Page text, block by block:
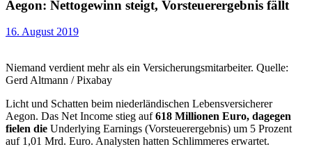
Aegon: Nettogewinn steigt, Vorsteuerergebnis fällt
16. August 2019
Niemand verdient mehr als ein Versicherungsmitarbeiter. Quelle:
Gerd Altmann / Pixabay
Licht und Schatten beim niederländischen Lebensversicherer
Aegon. Das Net Income stieg auf618 Millionen Euro, dagegen
fielen die Underlying Earnings (Vorsteuerergebnis) um 5 Prozent
auf 1,01 Mrd. Euro. Analysten hatten Schlimmeres erwartet.